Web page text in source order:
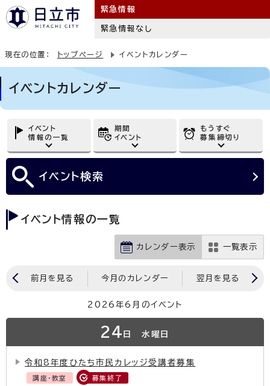
緊急情報
緊急情報なし
現在の位置： トップページ イベントカレンダー
イベントカレンダー
イベント
情報の一覧
期間
イベント
もうすぐ
募集締切り
イベント検索
イベント情報の一覧
カレンダー表示 一覧表示
前月を見る 今月のカレンダー 翌月を見る
2026年6月のイベント
24 日 水曜日
令和8年度ひたち市民カレッジ受講者募集
講座・教室 募集終了